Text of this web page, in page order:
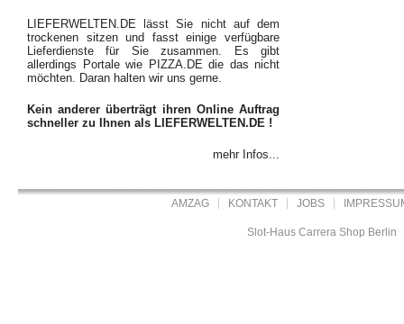
LIEFERWELTEN.DE lässt Sie nicht auf dem
trockenen sitzen und fasst einige verfügbare
Lieferdienste für Sie zusammen. Es gibt
allerdings Portale wie PIZZA.DE die das nicht
möchten. Daran halten wir uns gerne.
Kein anderer überträgt ihren Online Auftrag
schneller zu Ihnen als LIEFERWELTEN.DE !
mehr Infos...
AMZAG KONTAKT JOBS
Slot-Haus Carrera Shop Berlin